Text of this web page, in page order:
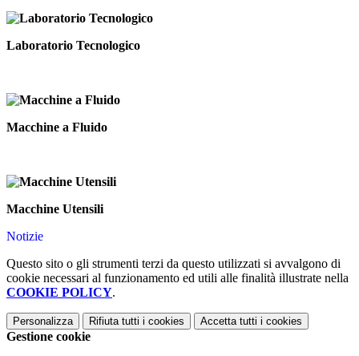
Laboratorio Tecnologico
Macchine a Fluido
Macchine Utensili
Notizie
Questo sito o gli strumenti terzi da questo utilizzati si avvalgono di
cookie necessari al funzionamento ed utili alle finalità illustrate nella
COOKIE POLICY.
Personalizza Rifiuta tutti i cookies Accetta tutti i cookies
Gestione cookie